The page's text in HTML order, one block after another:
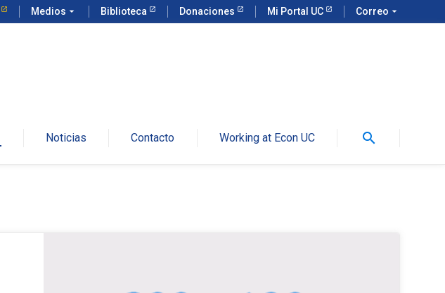
Medios arrow_drop_down Biblioteca Donaciones Mi Portal UC Correo arrow_drop_down
Noticias Contacto Working at Econ UC search